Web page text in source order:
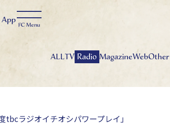
App
ALLTV Radio MagazineWebOther
ラジオイチオシパワープレイ」